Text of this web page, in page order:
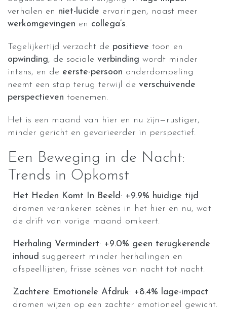
verhalen en niet-lucide ervaringen, naast meer
werkomgevingen en collega’s.
Tegelijkertijd verzacht de positieve toon en
opwinding, de sociale verbinding wordt minder
intens, en de eerste-persoon onderdompeling
neemt een stap terug terwijl de verschuivende
perspectieven toenemen.
Het is een maand van hier en nu zijn—rustiger,
minder gericht en gevarieerder in perspectief.
Een Beweging in de Nacht:
Trends in Opkomst
Het Heden Komt In Beeld: +9.9% huidige tijd
dromen verankeren scènes in het hier en nu, wat
de drift van vorige maand omkeert.
Herhaling Vermindert: +9.0% geen terugkerende
inhoud suggereert minder herhalingen en
afspeellijsten, frisse scènes van nacht tot nacht.
Zachtere Emotionele Afdruk: +8.4% lage-impact
dromen wijzen op een zachter emotioneel gewicht.